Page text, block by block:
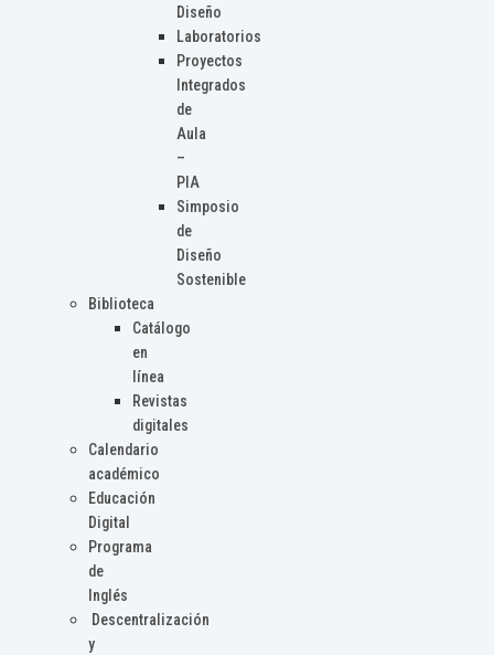
Diseño
Laboratorios
Proyectos
Integrados
de
Aula
–
PIA
Simposio
de
Diseño
Sostenible
Biblioteca
Catálogo
en
línea
Revistas
digitales
Calendario
académico
Educación
Digital
Programa
de
Inglés
Descentralización
y